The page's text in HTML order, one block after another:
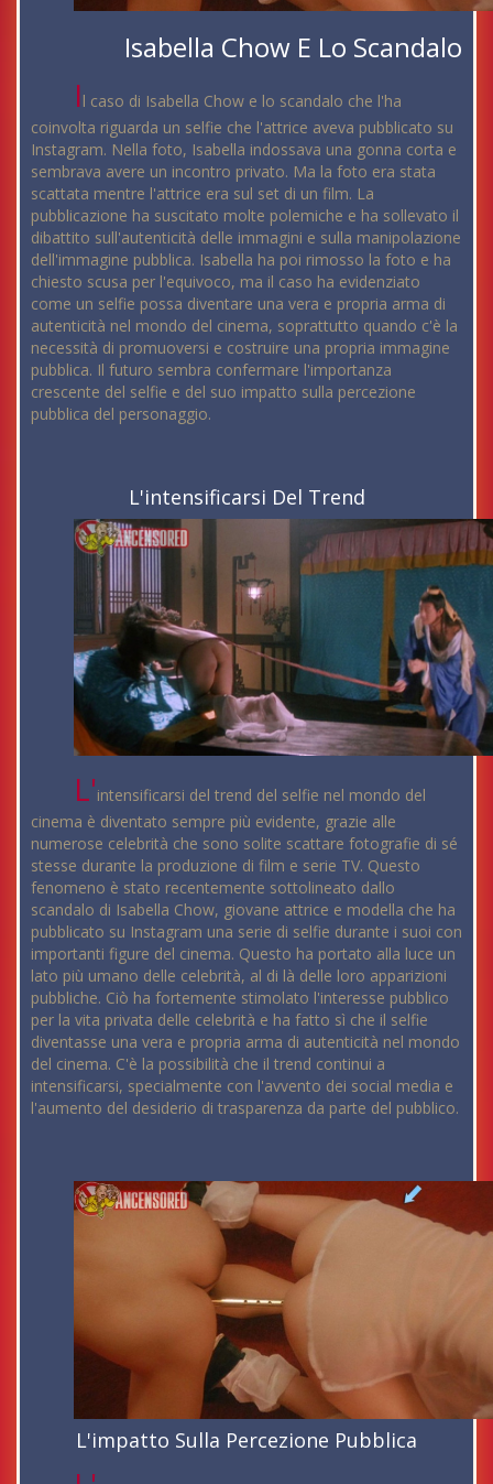
Isabella Chow E Lo Scandalo
Il caso di Isabella Chow e lo scandalo che l'ha
coinvolta riguarda un selfie che l'attrice aveva pubblicato su
Instagram. Nella foto, Isabella indossava una gonna corta e
sembrava avere un incontro privato. Ma la foto era stata
scattata mentre l'attrice era sul set di un film. La
pubblicazione ha suscitato molte polemiche e ha sollevato il
dibattito sull'autenticità delle immagini e sulla manipolazione
dell'immagine pubblica. Isabella ha poi rimosso la foto e ha
chiesto scusa per l'equivoco, ma il caso ha evidenziato
come un selfie possa diventare una vera e propria arma di
autenticità nel mondo del cinema, soprattutto quando c'è la
necessità di promuoversi e costruire una propria immagine
pubblica. Il futuro sembra confermare l'importanza
crescente del selfie e del suo impatto sulla percezione
pubblica del personaggio.
L'intensificarsi Del Trend
L'intensificarsi del trend del selfie nel mondo del
cinema è diventato sempre più evidente, grazie alle
numerose celebrità che sono solite scattare fotografie di sé
stesse durante la produzione di film e serie TV. Questo
fenomeno è stato recentemente sottolineato dallo
scandalo di Isabella Chow, giovane attrice e modella che ha
pubblicato su Instagram una serie di selfie durante i suoi con
importanti figure del cinema. Questo ha portato alla luce un
lato più umano delle celebrità, al di là delle loro apparizioni
pubbliche. Ciò ha fortemente stimolato l'interesse pubblico
per la vita privata delle celebrità e ha fatto sì che il selfie
diventasse una vera e propria arma di autenticità nel mondo
del cinema. C'è la possibilità che il trend continui a
intensificarsi, specialmente con l'avvento dei social media e
l'aumento del desiderio di trasparenza da parte del pubblico.
L'impatto Sulla Percezione Pubblica